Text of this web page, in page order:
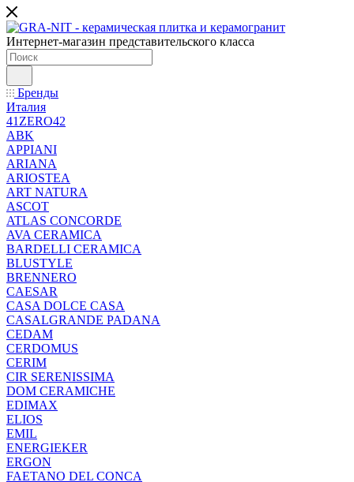
Интернет-магазин представительского класса
Бренды
Италия
41ZERO42
ABK
APPIANI
ARIANA
ARIOSTEA
ART NATURA
ASCOT
ATLAS CONCORDE
AVA CERAMICA
BARDELLI CERAMICA
BLUSTYLE
BRENNERO
CAESAR
CASA DOLCE CASA
CASALGRANDE PADANA
CEDAM
CERDOMUS
CERIM
CIR SERENISSIMA
DOM CERAMICHE
EDIMAX
ELIOS
EMIL
ENERGIEKER
ERGON
FAETANO DEL CONCA